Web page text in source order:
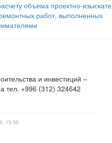
объема проектно-
работ, выполненных
и инвестиций –
тел. +996 (312) 324642
15:56